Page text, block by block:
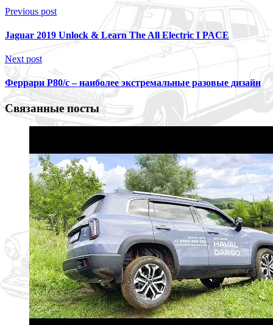
Previous post
Jaguar 2019 Unlock & Learn The All Electric I PACE
Next post
Феррари Р80/с – наиболее экстремальные разовые дизайн
Связанные посты